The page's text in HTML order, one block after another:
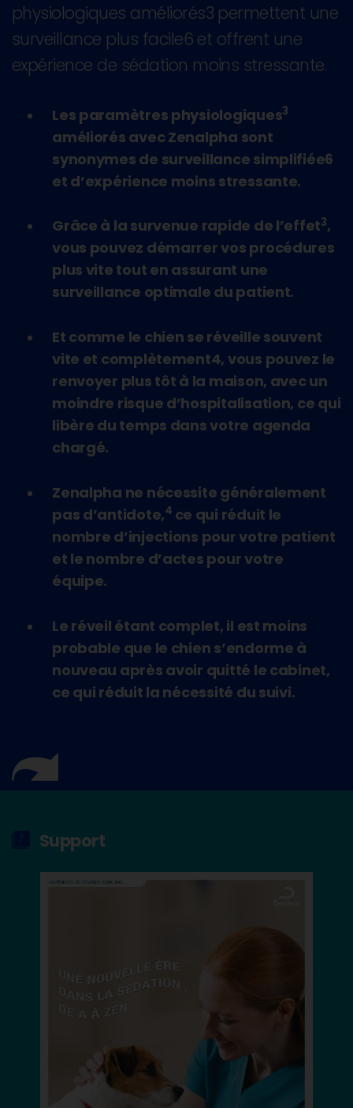
physiologiques améliorés3 permettent une
surveillance plus facile6 et offrent une
expérience de sédation moins stressante.
Les paramètres physiologiques3
améliorés avec Zenalpha sont
synonymes de surveillance simplifiée6
et d’expérience moins stressante.
Grâce à la survenue rapide de l’effet3,
vous pouvez démarrer vos procédures
plus vite tout en assurant une
surveillance optimale du patient.
Et comme le chien se réveille souvent
vite et complètement4, vous pouvez le
renvoyer plus tôt à la maison, avec un
moindre risque d’hospitalisation, ce qui
libère du temps dans votre agenda
chargé.
Zenalpha ne nécessite généralement
pas d’antidote,4 ce qui réduit le
nombre d’injections pour votre patient
et le nombre d’actes pour votre
équipe.
Le réveil étant complet, il est moins
probable que le chien s’endorme à
nouveau après avoir quitté le cabinet,
ce qui réduit la nécessité du suivi.
Support